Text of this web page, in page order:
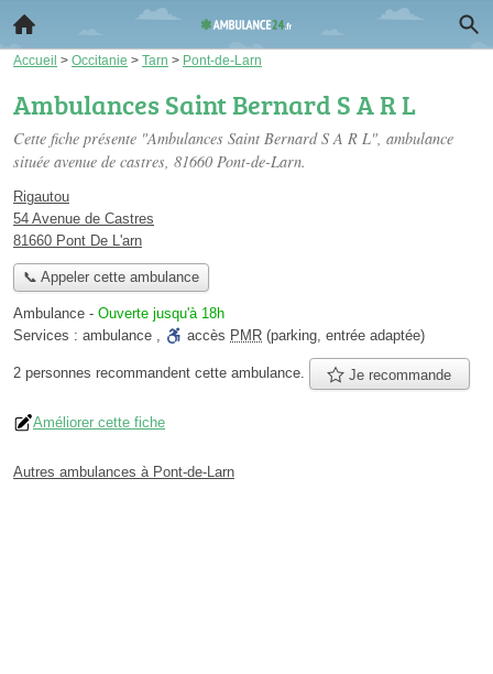
Accueil > Occitanie > Tarn > Pont-de-Larn
Ambulances Saint Bernard S A R L
Cette fiche présente "Ambulances Saint Bernard S A R L", ambulance
située avenue de castres, 81660 Pont-de-Larn.
Rigautou
54 Avenue de Castres
81660 Pont De L'arn
📞 Appeler cette ambulance
Ambulance - Ouverte jusqu'à 18h
Services : ambulance , accès PMR (parking, entrée adaptée)
2 personnes recommandent cette ambulance. Je recommande
Améliorer cette fiche
Autres ambulances à Pont-de-Larn